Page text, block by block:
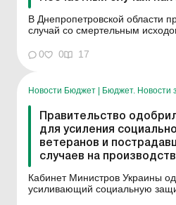
В Днепропетровской области
случай со смертельным исходом. При
крана дробильщик
работников. В процессе
дробилки и получил травмы,...
0 0 17
Новости Бюджет Бюджет. Новости
Правительство
для усиления
ветеранов и
случаев на
Кабинет Министров Украины
усиливающий социальную